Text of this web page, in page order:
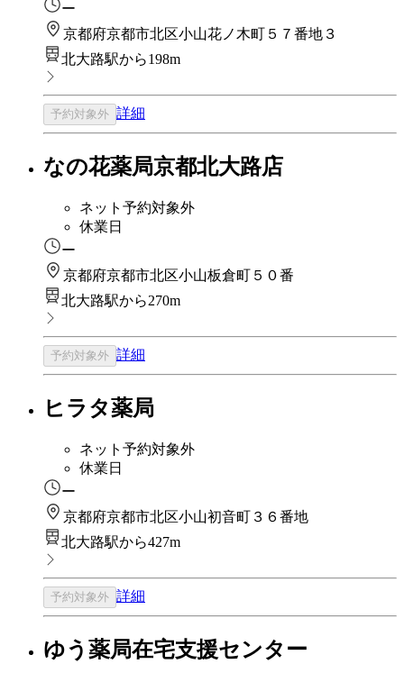
ー
京都府京都市北区小山花ノ木町５７番地３
北大路駅から198m
予約対象外 詳細
なの花薬局京都北大路店
ネット予約対象外
休業日
ー
京都府京都市北区小山板倉町５０番
北大路駅から270m
予約対象外 詳細
ヒラタ薬局
ネット予約対象外
休業日
ー
京都府京都市北区小山初音町３６番地
北大路駅から427m
予約対象外 詳細
ゆう薬局在宅支援センター